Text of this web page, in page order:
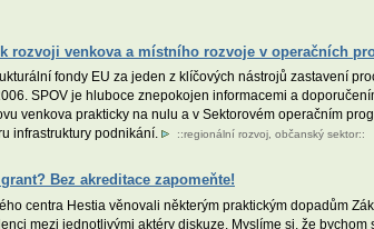
venkova a místního rozvoje v operačních
fondy EU za jeden z klíčových nástrojů zastavení
SPOV je hluboce znepokojen informacemi a
venkova prakticky na nulu a v Sektorovém operačním
infrastruktury podnikání.
::regionální rozvoj, občanský sektor::
Bez akreditace zapomeňte!
centra Hestia věnovali některým praktickým dopadům
mezi jednotlivými aktéry diskuze. Myslíme si, že bychom